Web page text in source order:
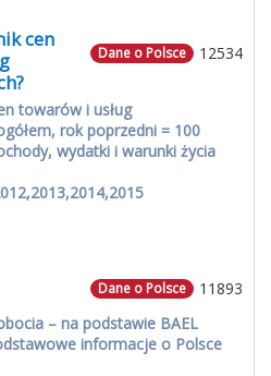
12534
Dane o Polsce
cen
towarów i usług
rok poprzedni = 100
wydatki i warunki życia
11893
Dane o Polsce
– na podstawie BAEL
informacje o Polsce